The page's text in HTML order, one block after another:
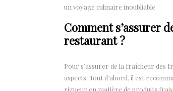
un voyage culinaire inoubliable.
Comment s’assurer
restaurant ?
Pour s’assurer de la fraîcheur des
aspects. Tout d’abord, il est
rigueur en matière de produits